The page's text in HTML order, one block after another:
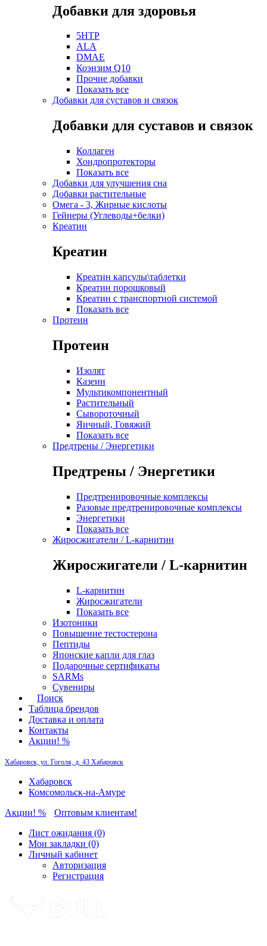
Добавки для здоровья
5HTP
ALA
DMAE
Коэнзим Q10
Прочие добавки
Показать все
Добавки для суставов и связок
Добавки для суставов и связок
Коллаген
Хондропротекторы
Показать все
Добавки для улучшения сна
Добавки растительные
Омега - 3, Жирные кислоты
Гейнеры (Углеводы+белки)
Креатин
Креатин
Креатин капсулы\таблетки
Креатин порошковый
Креатин с транспортной системой
Показать все
Протеин
Протеин
Изолят
Казеин
Мультикомпонентный
Растительный
Сывороточный
Яичный, Говяжий
Показать все
Предтрены / Энергетики
Предтрены / Энергетики
Предтренировочные комплексы
Разовые предтренировочные комплексы
Энергетики
Показать все
Жиросжигатели / L-карнитин
Жиросжигатели / L-карнитин
L-карнитин
Жиросжигатели
Показать все
Изотоники
Повышение тестостерона
Пептиды
Японские капли для глаз
Подарочные сертификаты
SARMs
Сувениры
Поиск
Таблица брендов
Доставка и оплата
Контакты
Акции! %
Хабаровск, ул. Гоголя, д. 43 Хабаровск
Хабаровск
Комсомольск-на-Амуре
Акции! %
Оптовым клиентам!
Лист ожидания (0)
Мои закладки (0)
Личный кабинет
Авторизация
Регистрация